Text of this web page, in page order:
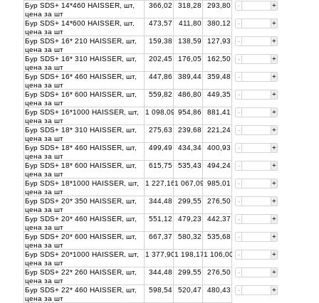
Бур SDS+ 14*460 HAISSER, шт,
цена за шт
366,02 318,28 293,80 - +
Бур SDS+ 14*600 HAISSER, шт,
цена за шт
473,57 411,80 380,12 - +
Бур SDS+ 16* 210 HAISSER, шт,
цена за шт
159,38 138,59 127,93 - +
Бур SDS+ 16* 310 HAISSER, шт,
цена за шт
202,45 176,05 162,50 - +
Бур SDS+ 16* 460 HAISSER, шт,
цена за шт
447,86 389,44 359,48 - +
Бур SDS+ 16* 600 HAISSER, шт,
цена за шт
559,82 486,80 449,35 - +
Бур SDS+ 16*1000 HAISSER, шт,
цена за шт
1 098,09 954,86 881,41 - +
Бур SDS+ 18* 310 HAISSER, шт,
цена за шт
275,63 239,68 221,24 - +
Бур SDS+ 18* 460 HAISSER, шт,
цена за шт
499,49 434,34 400,93 - +
Бур SDS+ 18* 600 HAISSER, шт,
цена за шт
615,75 535,43 494,24 - +
Бур SDS+ 18*1000 HAISSER, шт,
цена за шт
1 227,161 067,09 985,01 - +
Бур SDS+ 20* 350 HAISSER, шт,
цена за шт
344,48 299,55 276,50 - +
Бур SDS+ 20* 460 HAISSER, шт,
цена за шт
551,12 479,23 442,37 - +
Бур SDS+ 20* 600 HAISSER, шт,
цена за шт
667,37 580,32 535,68 - +
Бур SDS+ 20*1000 HAISSER, шт,
цена за шт
1 377,901 198,171 106,00 - +
Бур SDS+ 22* 260 HAISSER, шт,
цена за шт
344,48 299,55 276,50 - +
Бур SDS+ 22* 460 HAISSER, шт,
цена за шт
598,54 520,47 480,43 - +